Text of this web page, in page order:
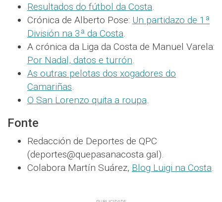
Resultados do fútbol da Costa.
Crónica de Alberto Pose: Un partidazo de 1ª
División na 3ª da Costa.
A crónica da Liga da Costa de Manuel Varela:
Por Nadal, datos e turrón.
As outras pelotas dos xogadores do
Camariñas.
O San Lorenzo quita a roupa.
Fonte
Redacción de Deportes de QPC
(deportes@quepasanacosta.gal).
Colabora Martín Suárez, Blog Luigi na Costa.